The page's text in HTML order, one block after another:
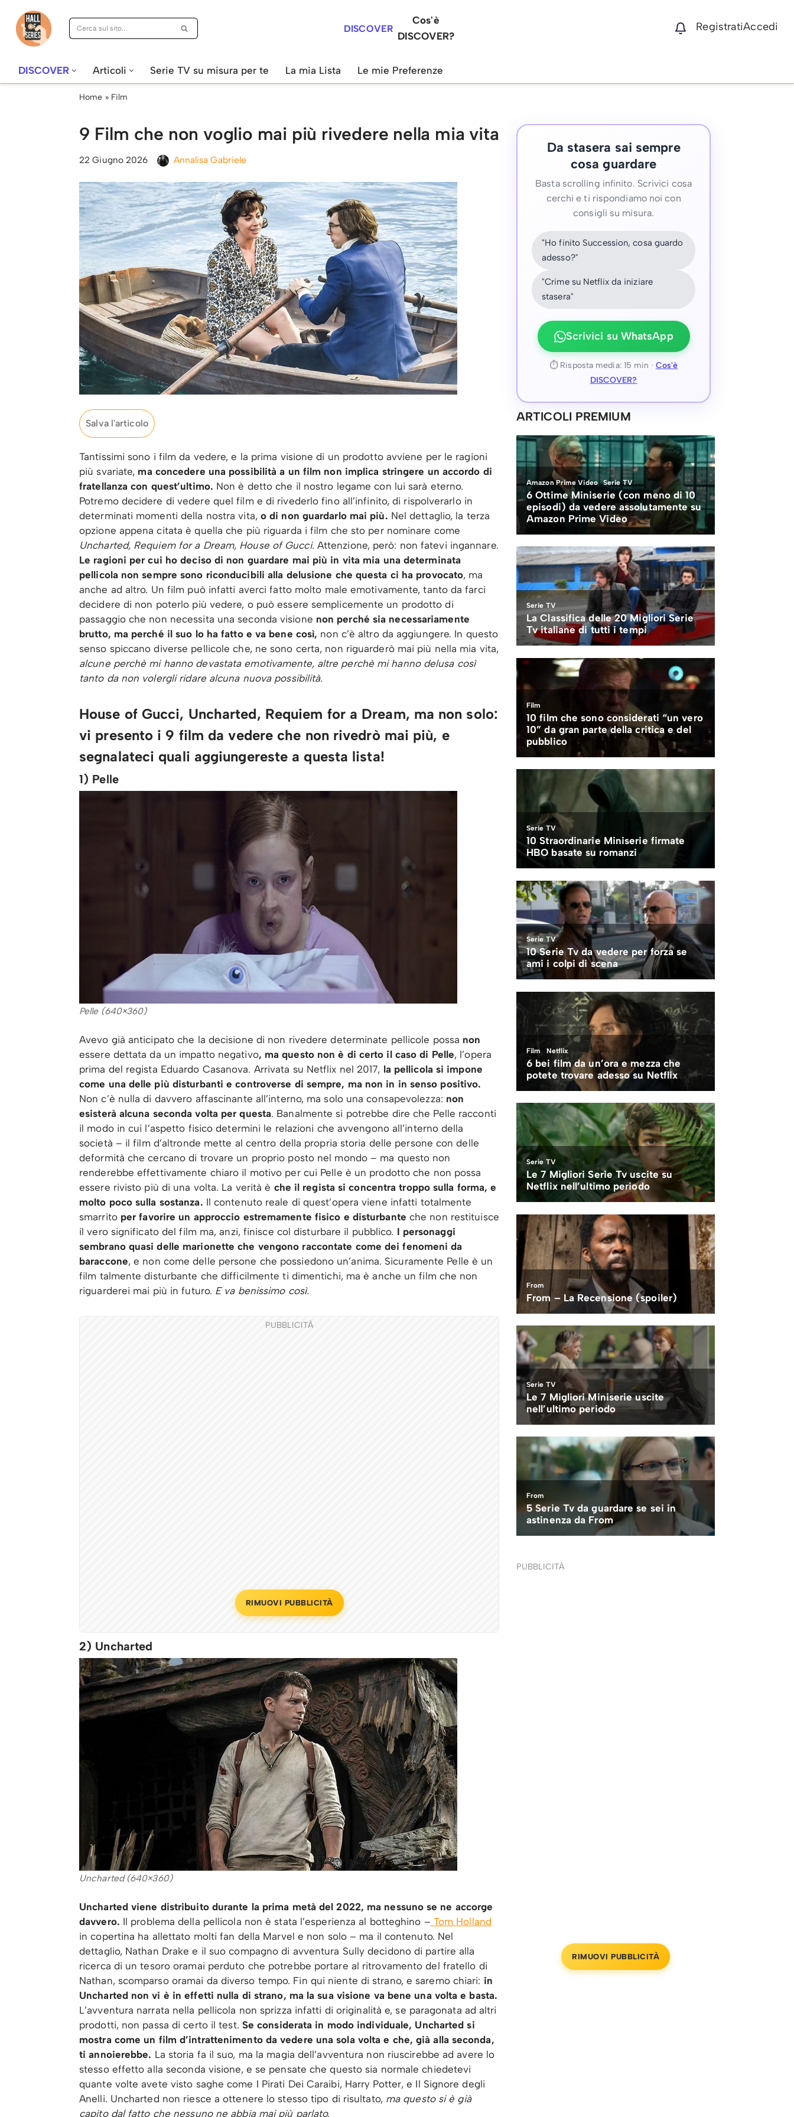
Vai
DISCOVER
Cos'è
DISCOVER?
RegistratiAccedi
DISCOVER Articoli Serie TV su misura per te La mia Lista Le mie Preferenze
Home » Film
9 Film che non voglio mai più rivedere nella mia vita
22 Giugno 2026 Annalisa Gabriele
Salva l'articolo
Tantissimi sono i film da vedere, e la prima visione di un prodotto avviene per le ragioni
più svariate, ma concedere una possibilità a un film non implica stringere un accordo di
fratellanza con quest’ultimo. Non è detto che il nostro legame con lui sarà eterno.
Potremo decidere di vedere quel film e di rivederlo fino all’infinito, di rispolverarlo in
determinati momenti della nostra vita, o di non guardarlo mai più. Nel dettaglio, la terza
opzione appena citata è quella che più riguarda i film che sto per nominare come
Uncharted, Requiem for a Dream, House of Gucci. Attenzione, però: non fatevi ingannare.
Le ragioni per cui ho deciso di non guardare mai più in vita mia una determinata
pellicola non sempre sono riconducibili alla delusione che questa ci ha provocato, ma
anche ad altro. Un film può infatti averci fatto molto male emotivamente, tanto da farci
decidere di non poterlo più vedere, o può essere semplicemente un prodotto di
passaggio che non necessita una seconda visione non perché sia necessariamente
brutto, ma perché il suo lo ha fatto e va bene così, non c’è altro da aggiungere. In questo
senso spiccano diverse pellicole che, ne sono certa, non riguarderò mai più nella mia vita,
alcune perchè mi hanno devastata emotivamente, altre perchè mi hanno delusa così
tanto da non volergli ridare alcuna nuova possibilità.
House of Gucci, Uncharted, Requiem for a Dream, ma non solo:
vi presento i 9 film da vedere che non rivedrò mai più, e
segnalateci quali aggiungereste a questa lista!
1) Pelle
Pelle (640×360)
Avevo già anticipato che la decisione di non rivedere determinate pellicole possa non
essere dettata da un impatto negativo, ma questo non è di certo il caso di Pelle, l’opera
prima del regista Eduardo Casanova. Arrivata su Netflix nel 2017, la pellicola si impone
come una delle più disturbanti e controverse di sempre, ma non in in senso positivo.
Non c’è nulla di davvero affascinante all’interno, ma solo una consapevolezza: non
esisterà alcuna seconda volta per questa. Banalmente si potrebbe dire che Pelle racconti
il modo in cui l’aspetto fisico determini le relazioni che avvengono all’interno della
società – il film d’altronde mette al centro della propria storia delle persone con delle
deformità che cercano di trovare un proprio posto nel mondo – ma questo non
renderebbe effettivamente chiaro il motivo per cui Pelle è un prodotto che non possa
essere rivisto più di una volta. La verità è che il regista si concentra troppo sulla forma, e
molto poco sulla sostanza. Il contenuto reale di quest’opera viene infatti totalmente
smarrito per favorire un approccio estremamente fisico e disturbante che non restituisce
il vero significato del film ma, anzi, finisce col disturbare il pubblico. I personaggi
sembrano quasi delle marionette che vengono raccontate come dei fenomeni da
baraccone, e non come delle persone che possiedono un’anima. Sicuramente Pelle è un
film talmente disturbante che difficilmente ti dimentichi, ma è anche un film che non
riguarderei mai più in futuro. E va benissimo così.
PUBBLICITÀ
RIMUOVI PUBBLICITÀ
2) Uncharted
Uncharted (640×360)
Uncharted viene distribuito durante la prima metà del 2022, ma nessuno se ne accorge
davvero. Il problema della pellicola non è stata l’esperienza al botteghino – Tom Holland
in copertina ha allettato molti fan della Marvel e non solo – ma il contenuto. Nel
dettaglio, Nathan Drake e il suo compagno di avventura Sully decidono di partire alla
ricerca di un tesoro oramai perduto che potrebbe portare al ritrovamento del fratello di
Nathan, scomparso oramai da diverso tempo. Fin qui niente di strano, e saremo chiari: in
Uncharted non vi è in effetti nulla di strano, ma la sua visione va bene una volta e basta.
L’avventura narrata nella pellicola non sprizza infatti di originalità e, se paragonata ad altri
prodotti, non passa di certo il test. Se considerata in modo individuale, Uncharted si
mostra come un film d’intrattenimento da vedere una sola volta e che, già alla seconda,
ti annoierebbe. La storia fa il suo, ma la magia dell’avventura non riuscirebbe ad avere lo
stesso effetto alla seconda visione, e se pensate che questo sia normale chiedetevi
quante volte avete visto saghe come I Pirati Dei Caraibi, Harry Potter, e Il Signore degli
Anelli. Uncharted non riesce a ottenere lo stesso tipo di risultato, ma questo si è già
capito dal fatto che nessuno ne abbia mai più parlato.
Da stasera sai sempre
cosa guardare
Basta scrolling infinito. Scrivici cosa
cerchi e ti rispondiamo noi con
consigli su misura.
"Ho finito Succession, cosa guardo
adesso?"
"Crime su Netflix da iniziare
stasera"
Scrivici su WhatsApp
⏱ Risposta media: 15 min · Cos'è
DISCOVER?
ARTICOLI PREMIUM
PUBBLICITÀ
RIMUOVI PUBBLICITÀ